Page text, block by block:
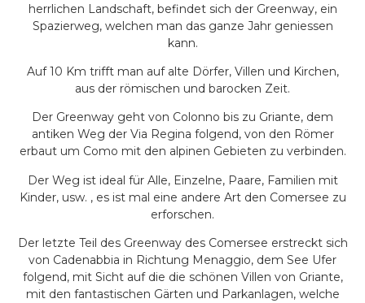
herrlichen Landschaft, befindet sich der Greenway, ein
Spazierweg, welchen man das ganze Jahr geniessen
kann.
Auf 10 Km trifft man auf alte Dörfer, Villen und Kirchen,
aus der römischen und barocken Zeit.
Der Greenway geht von Colonno bis zu Griante, dem
antiken Weg der Via Regina folgend, von den Römer
erbaut um Como mit den alpinen Gebieten zu verbinden.
Der Weg ist ideal für Alle, Einzelne, Paare, Familien mit
Kinder, usw. , es ist mal eine andere Art den Comersee zu
erforschen.
Der letzte Teil des Greenway des Comersee erstreckt sich
von Cadenabbia in Richtung Menaggio, dem See Ufer
folgend, mit Sicht auf die die schönen Villen von Griante,
mit den fantastischen Gärten und Parkanlagen, welche